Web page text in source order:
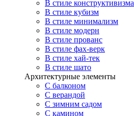
В стиле конструктивизма
В стиле кубизм
В стиле минимализм
В стиле модерн
В стиле прованс
В стиле фах-верк
В стиле хай-тек
В стиле шато
Архитектурные элементы
С балконом
С верандой
С зимним садом
С камином